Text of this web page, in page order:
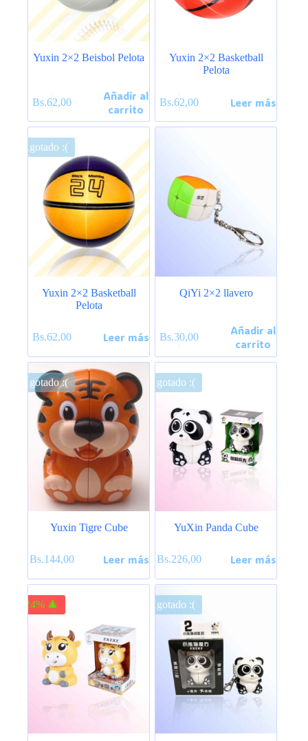
Yuxin 2×2 Beisbol Pelota
Bs.62,00
Añadir al
carrito
Yuxin 2×2 Basketball
Pelota
Bs.62,00 Leer más
Agotado :(
Yuxin 2×2 Basketball
Pelota
Bs.62,00 Leer más
QiYi 2×2 llavero
Bs.30,00
Añadir al
carrito
Agotado :(
Yuxin Tigre Cube
Bs.144,00 Leer más
Agotado :(
YuXin Panda Cube
Bs.226,00 Leer más
-24% 🎄 Agotado :(